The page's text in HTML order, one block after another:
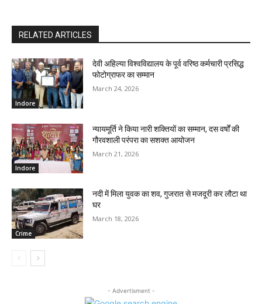
RELATED ARTICLES
Indore
देवी अहिल्या विश्वविद्यालय के पूर्व वरिष्ठ कर्मचारी प्रसिद्ध
फोटोग्राफर का सम्मान
March 24, 2026
Indore
न्यायमूर्ति ने किया नारी शक्तियों का सम्मान, दस वर्षों की
गौरवशाली परंपरा का सशक्त आयोजन
March 21, 2026
Crime
नदी में मिला युवक का शव, गुजरात से मजदूरी कर लौटा था
घर
March 18, 2026
- Advertisment -